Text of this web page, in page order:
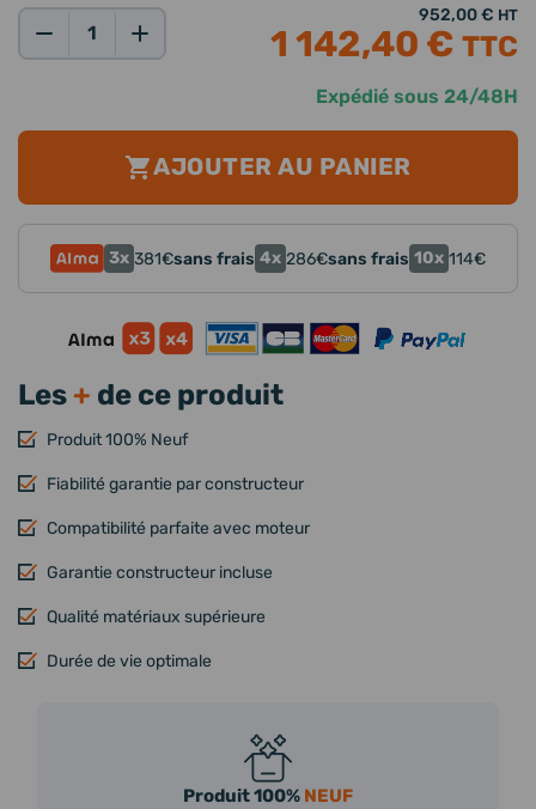
Les+ de ce produit
Produit 100% Neuf
Fiabilité garantie par constructeur
Compatibilité parfaite avec moteur
Garantie constructeur incluse
Qualité matériaux supérieure
Durée de vie optimale
Expédié sous 24/48H
952,00 € HT
1 142,40 € TTC
AJOUTER AU PANIER
3x 381€sans frais 4x 286€sans frais 10x 114€
Produit 100% NEUF